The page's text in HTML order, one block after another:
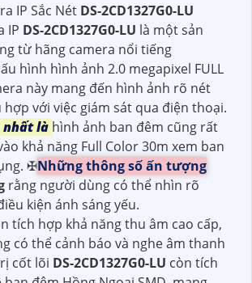
IP Sắc Nét DS-2CD1327G0-LU
IP DS-2CD1327G0-LU là một sản
từ hãng camera nổi tiếng
hình hình ảnh 2.0 megapixel FULL
này mang đến hình ảnh rõ nét
hợp với việc giám sát qua điện thoại.
nhất là hình ảnh ban đêm cũng rất
khả năng Full Color 30m xem ban
✠Những thông số ấn tượng
rằng người dùng có thể nhìn rõ
kiện ánh sáng yếu.
tích hợp khả năng thu âm cao cấp,
có thể cảnh báo và nghe âm thanh
cốt lõi DS-2CD1327G0-LU còn tích